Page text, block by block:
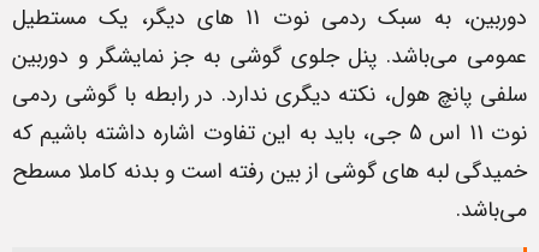
دوربین، به سبک ردمی نوت 11 های دیگر، یک مستطیل
عمومی می‌باشد. پنل جلوی گوشی به جز نمایشگر و دوربین
سلفی پانچ هول، نکته دیگری ندارد. در رابطه با گوشی ردمی
نوت 11 اس 5 جی، باید به این تفاوت اشاره داشته باشیم که
خمیدگی لبه های گوشی از بین رفته است و بدنه کاملا مسطح
می‌باشد.